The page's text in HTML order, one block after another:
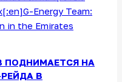
ПОДНИМАЕТСЯ НА
В